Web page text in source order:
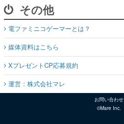
その他
電ファミニコゲーマーとは？
媒体資料はこちら
XプレゼントCP応募規約
運営：株式会社マレ
お問い合わせ
©Mare Inc.